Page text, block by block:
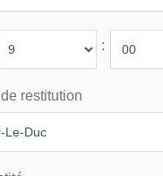
:
restitution